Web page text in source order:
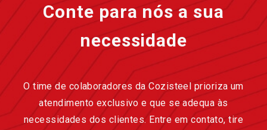
Conte para nós a sua
necessidade
O time de colaboradores da Cozisteel prioriza um
atendimento exclusivo e que se adequa às
necessidades dos clientes. Entre em contato, tire